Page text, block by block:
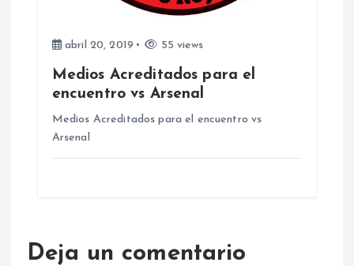
abril 20, 2019 55 views
Medios Acreditados para el
encuentro vs Arsenal
Medios Acreditados para el encuentro vs
Arsenal
Deja un comentario